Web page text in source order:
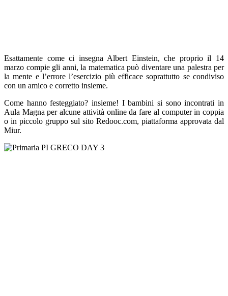
Esattamente come ci insegna Albert Einstein, che proprio il 14
marzo compie gli anni, la matematica può diventare una palestra per
la mente e l’errore l’esercizio più efficace soprattutto se condiviso
con un amico e corretto insieme.
Come hanno festeggiato? insieme! I bambini si sono incontrati in
Aula Magna per alcune attività online da fare al computer in coppia
o in piccolo gruppo sul sito Redooc.com, piattaforma approvata dal
Miur.